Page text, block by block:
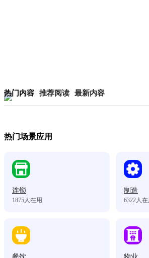
热门内容 推荐阅读 最新内容
热门场景应用
连锁
1875人在用
制造
6322人在